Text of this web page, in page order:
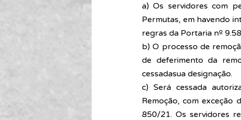
a) Os servidores com
Permutas, em havendo
regras da Portaria nº
b) O processo de
de deferimento da
cessadasua designação.
c) Será cessada
Remoção, com exceção
850/21. Os servidores